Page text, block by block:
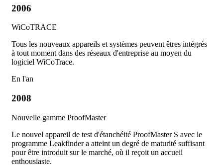
2006
WiCoTRACE
Tous les nouveaux appareils et systèmes peuvent êtres intégrés
à tout moment dans des réseaux d'entreprise au moyen du
logiciel WiCoTrace.
En l'an
2008
Nouvelle gamme ProofMaster
Le nouvel appareil de test d'étanchéité ProofMaster S avec le
programme Leakfinder a atteint un degré de maturité suffisant
pour être introduit sur le marché, où il reçoit un accueil
enthousiaste.